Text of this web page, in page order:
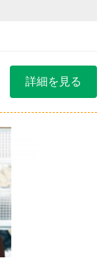
詳細を見る